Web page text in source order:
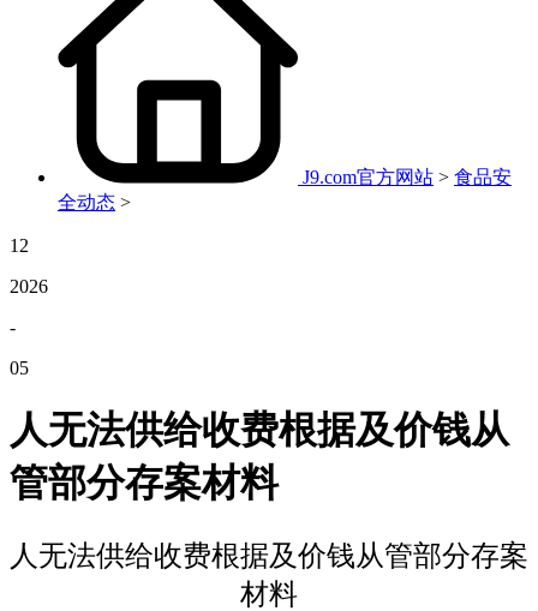
J9.com官方网站 > 食品安
全动态 >
12
2026
-
05
人无法供给收费根据及价钱从
管部分存案材料
人无法供给收费根据及价钱从管部分存案
材料